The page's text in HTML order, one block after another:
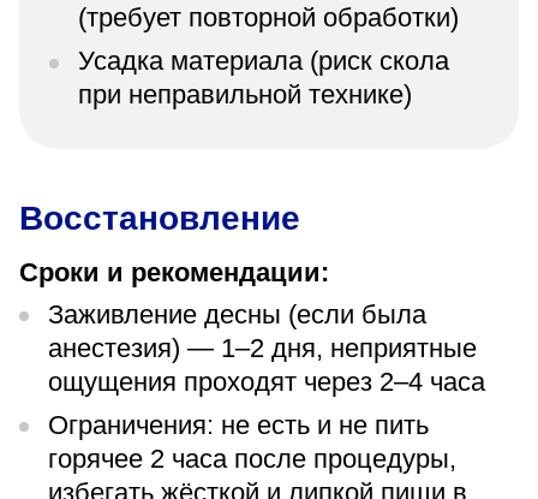
(требует повторной обработки)
Усадка материала (риск скола
при неправильной технике)
Восстановление
Сроки и рекомендации:
Заживление десны (если была
анестезия) — 1–2 дня, неприятные
ощущения проходят через 2–4 часа
Ограничения: не есть и не пить
горячее 2 часа после процедуры,
избегать жёсткой и липкой пищи в